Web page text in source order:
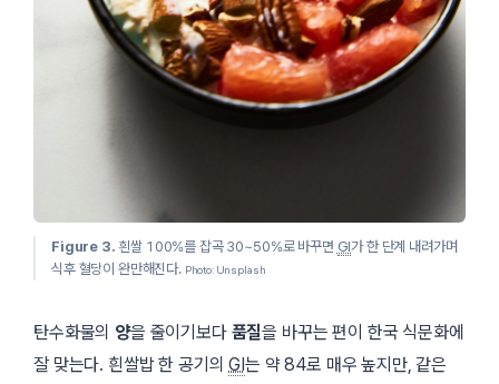
Figure 3. 흰쌀 100%를 잡곡 30~50%로 바꾸면 GI가 한 단계 내려가며
식후 혈당이 완만해진다. Photo: Unsplash
탄수화물의 양을 줄이기보다 품질을 바꾸는 편이 한국 식문화에
잘 맞는다. 흰쌀밥 한 공기의GI는 약 84로 매우 높지만, 같은